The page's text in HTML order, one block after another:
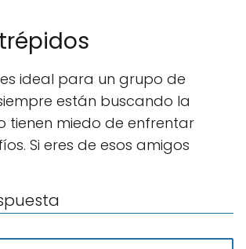
ideal para un grupo de
están buscando la
tienen miedo de enfrentar
Si eres de esos amigos